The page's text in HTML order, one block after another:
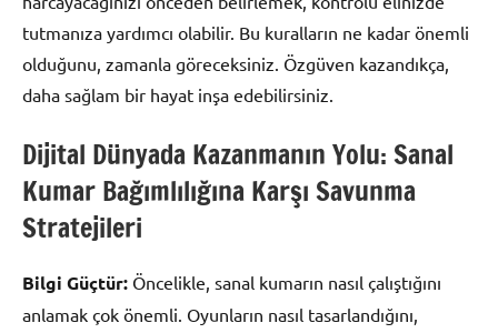
tutmanıza yardımcı olabilir. Bu kuralların ne kadar önemli
olduğunu, zamanla göreceksiniz. Özgüven kazandıkça,
daha sağlam bir hayat inşa edebilirsiniz.
Dijital Dünyada Kazanmanın Yolu: Sanal
Kumar Bağımlılığına Karşı Savunma
Stratejileri
Bilgi Güçtür: Öncelikle, sanal kumarın nasıl çalıştığını
anlamak çok önemli. Oyunların nasıl tasarlandığını,